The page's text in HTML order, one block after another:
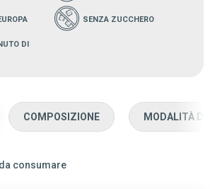
SENZA ZUCCHERO
DI
COMPOSIZIONE MODALITÀ
consumare